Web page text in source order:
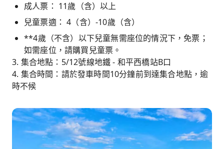
成人票： 11歲（含）以上
兒童票適： 4（含）-10歲（含）
**4歲（不含）以下兒童無需座位的情況下，免票；
如需座位，請購買兒童票。
3. 集合地點：5/12號線地鐵 - 和平西橋站B口
4. 集合時間：請於發車時間10分鐘前到達集合地點，逾
時不候